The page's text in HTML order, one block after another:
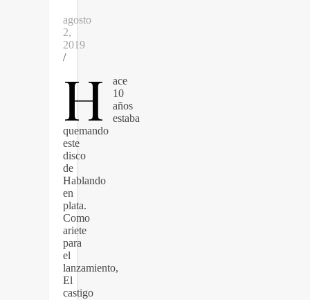
agosto
2,
2019
/
H
ace
10
años
estaba
quemando
este
disco
de
Hablando
en
plata.
Como
ariete
para
el
lanzamiento,
El
castigo